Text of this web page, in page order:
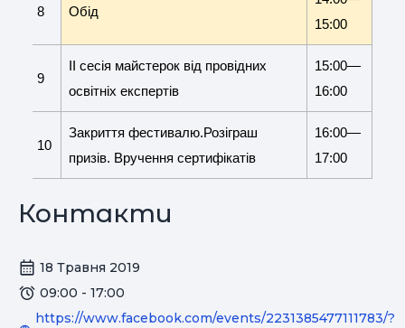
8 Обід
15:00
9
ІІ сесія майстерок від провідних
освітніх експертів
15:00—
16:00
10
Закриття фестивалю.Розіграш
призів. Вручення сертифікатів
16:00—
17:00
Контакти
18 Травня 2019
09:00 - 17:00
https://www.facebook.com/events/2231385477111783/?